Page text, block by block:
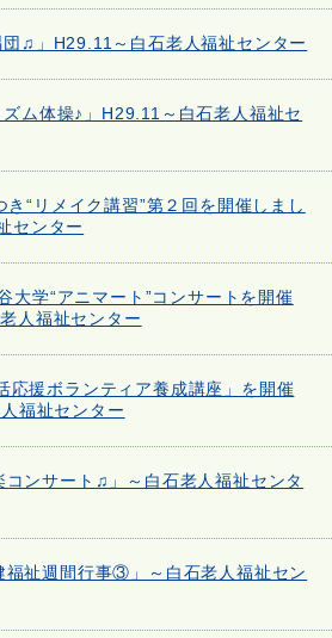
団♫」H29.11～白石老人福祉センター
ズム体操♪」H29.11～白石老人福祉セ
“リメイク講習”第２回を開催しまし
センター
大学“アニマート”コンサートを開催
人福祉センター
応援ボランティア養成講座」を開催
福祉センター
ンサート♫」～白石老人福祉センタ
福祉週間行事③」～白石老人福祉セン